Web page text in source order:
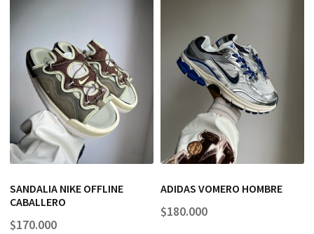
SANDALIA NIKE OFFLINE
CABALLERO
$170.000
ADIDAS VOMERO HOMBRE
$180.000